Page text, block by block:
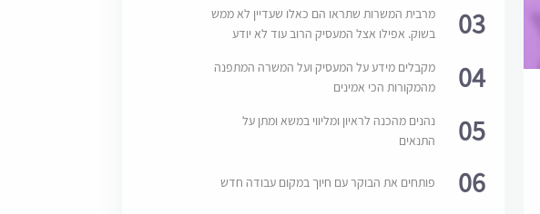
03
מרבית המשרות שתראו הם כאלו שעדיין לא ממש
בשוק. אפילו אצל המעסיק הרוב עוד לא יודע
04
מקבלים מידע על המעסיק ועל המשרה המתפנה
מהמקורות הכי אמינים
05
נהנים מהכנה לראיון ומליווי במשא ומתן על
התנאים
06 פותחים את הבוקר עם חיוך במקום עבודה חדש